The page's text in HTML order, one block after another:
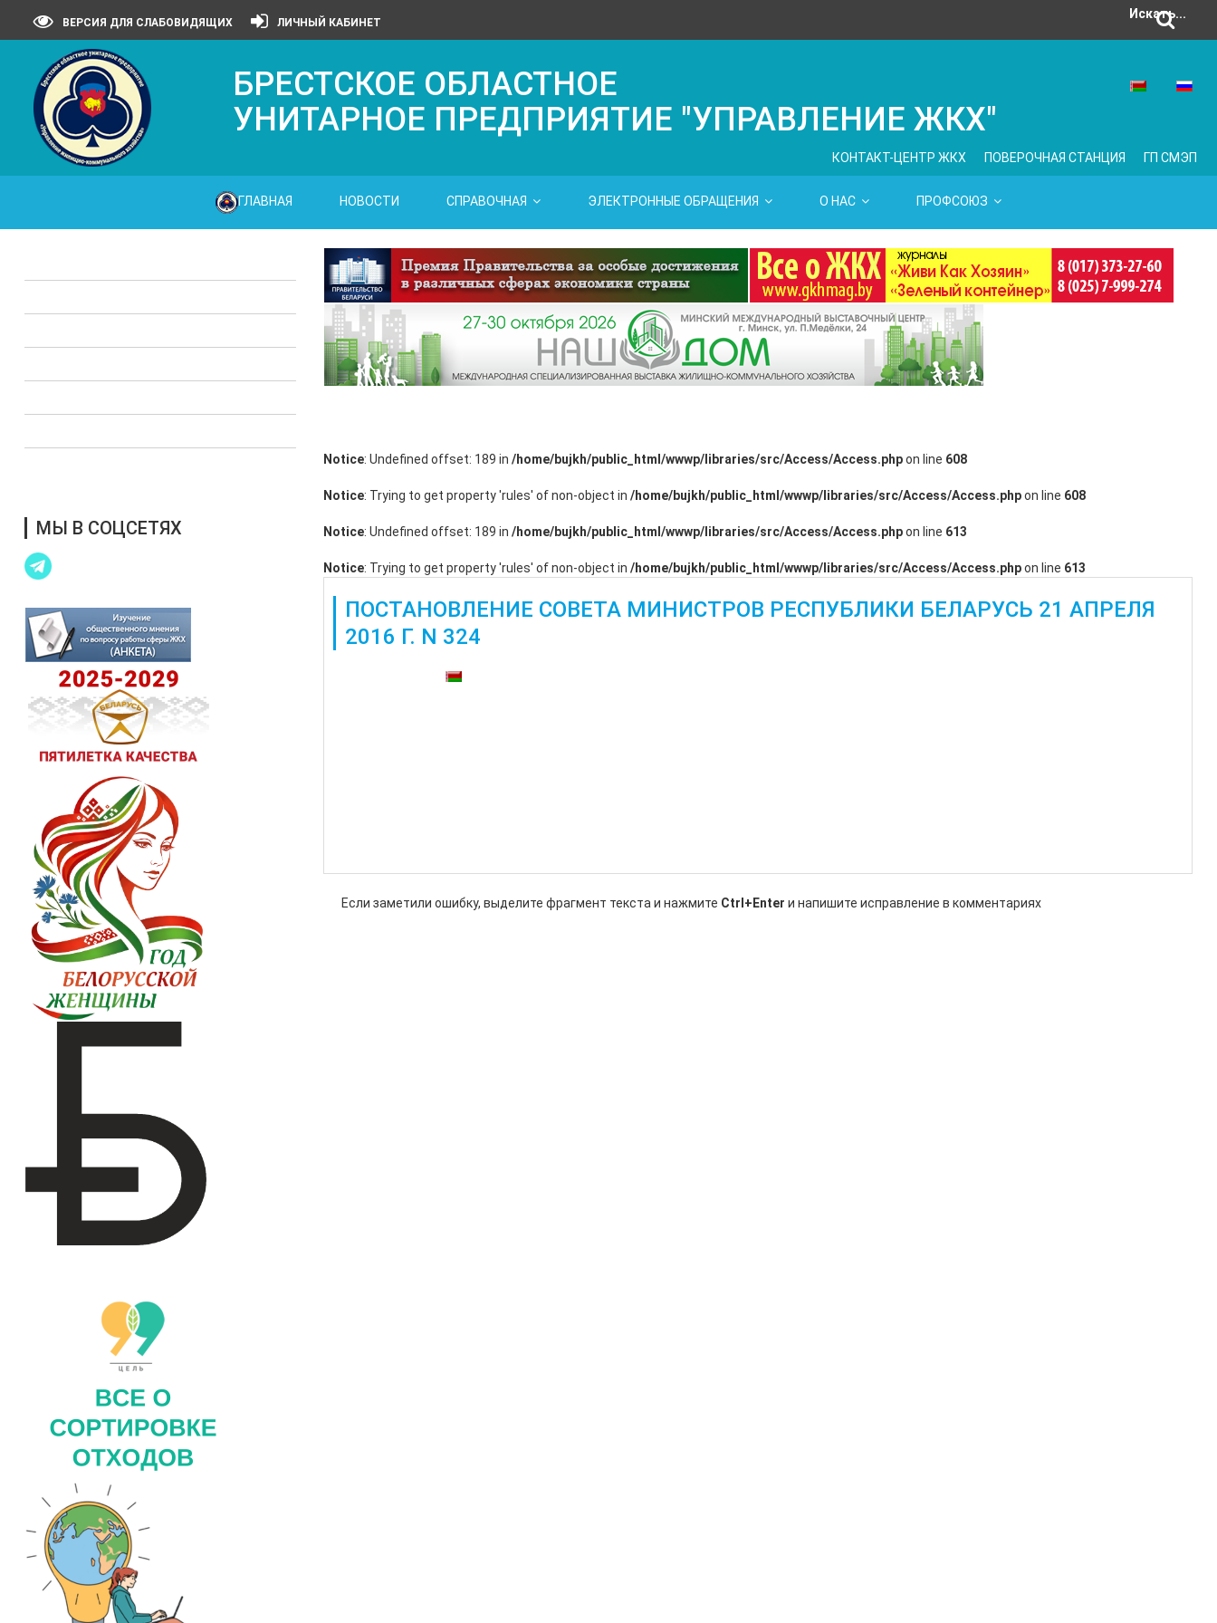
ВЕРСИЯ ДЛЯ СЛАБОВИДЯЩИХ ЛИЧНЫЙ КАБИНЕТ
Искать...
БРЕСТСКОЕ ОБЛАСТНОЕ
УНИТАРНОЕ ПРЕДПРИЯТИЕ "УПРАВЛЕНИЕ ЖКХ"
КОНТАКТ-ЦЕНТР ЖКХ ПОВЕРОЧНАЯ СТАНЦИЯ ГП СМЭП
ГЛАВНАЯ НОВОСТИ СПРАВОЧНАЯ ЭЛЕКТРОННЫЕ ОБРАЩЕНИЯ О НАС ПРОФСОЮЗ
МЫ В СОЦСЕТЯХ
Notice: Undefined offset: 189 in /home/bujkh/public_html/wwwp/libraries/src/Access/Access.phpon line 608
Notice: Trying to get property 'rules' of non-object in /home/bujkh/public_html/wwwp/libraries/src/Access/Access.phpon line 608
Notice: Undefined offset: 189 in /home/bujkh/public_html/wwwp/libraries/src/Access/Access.phpon line 613
Notice: Trying to get property 'rules' of non-object in /home/bujkh/public_html/wwwp/libraries/src/Access/Access.phpon line 613
ПОСТАНОВЛЕНИЕ СОВЕТА МИНИСТРОВ РЕСПУБЛИКИ БЕЛАРУСЬ 21 АПРЕЛЯ
2016 Г. N 324
Также доступны:
Если заметили ошибку, выделите фрагмент текста и нажмите Ctrl+Enter и напишите исправление в комментариях